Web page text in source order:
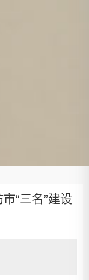
“三名”建设